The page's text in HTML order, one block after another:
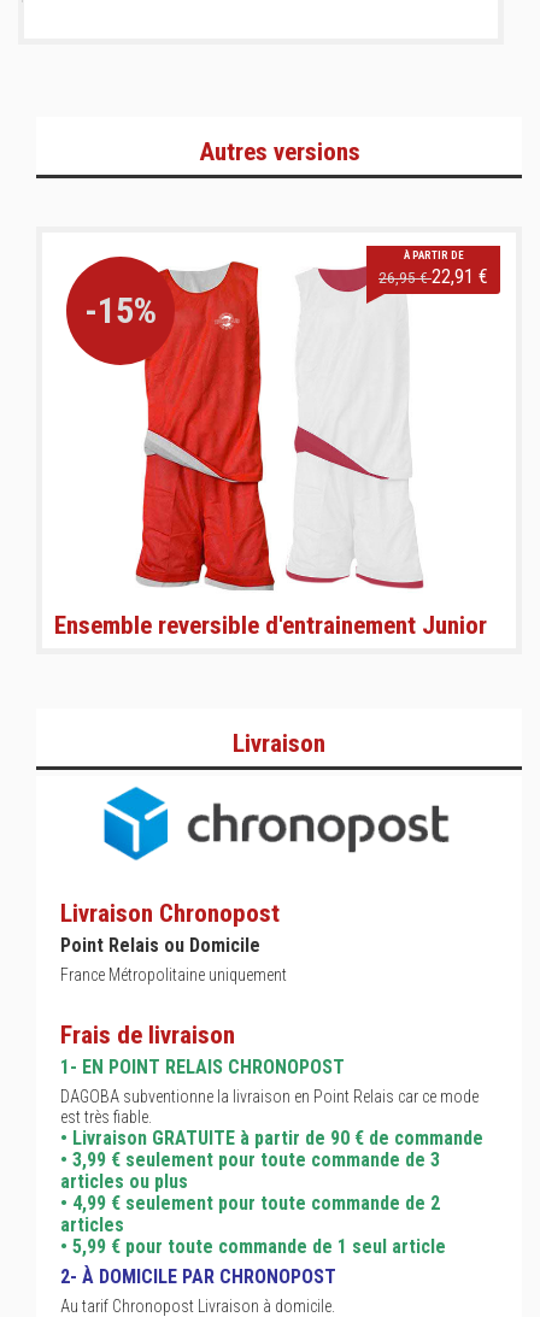
Autres versions
À PARTIR DE
26,95 €22,91 €
Ensemble reversible d'entrainement Junior
-15%
Livraison
Livraison Chronopost
Point Relais ou Domicile
France Métropolitaine uniquement
Frais de livraison
1- EN POINT RELAIS CHRONOPOST
DAGOBA subventionne la livraison en Point Relais car ce mode
est très fiable.
• Livraison GRATUITE à partir de 90 € de commande
• 3,99 € seulement pour toute commande de 3
articles ou plus
• 4,99 € seulement pour toute commande de 2
articles
• 5,99 € pour toute commande de 1 seul article
2- À DOMICILE PAR CHRONOPOST
Au tarif Chronopost Livraison à domicile.